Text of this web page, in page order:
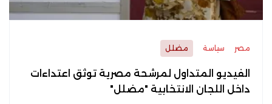
مصر سياسة مضلل
الفيديو المتداول لمرشحة مصرية توثق اعتداءات
داخل اللجان الانتخابية "مضلل"